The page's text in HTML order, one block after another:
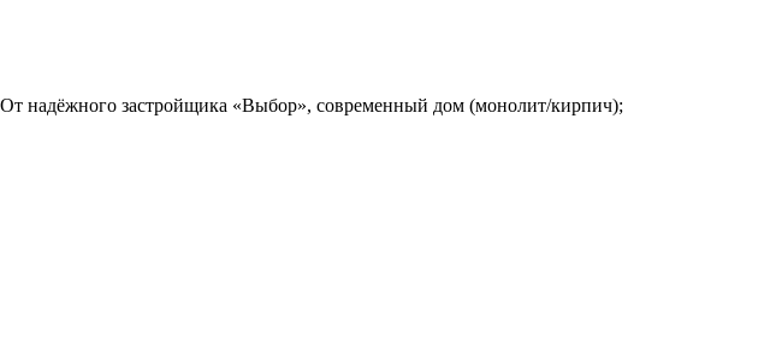
надёжного застройщика «Выбор», современный дом (монолит/кирпич);